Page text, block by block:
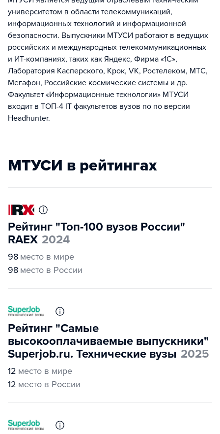
университетом в области телекоммуникаций,
информационных технологий и информационной
безопасности. Выпускники МТУСИ работают в ведущих
российских и международных телекоммуникационных
и ИТ-компаниях, таких как Яндекс, Фирма «1С»,
Лаборатория Касперского, Крок, VK, Ростелеком, МТС,
Мегафон, Российские космические системы и др.
Факультет «Информационные технологии» МТУСИ
входит в ТОП-4 IT факультетов вузов по по версии
Headhunter.
МТУСИ в рейтингах
Рейтинг "Топ-100 вузов России"
RAEX 2024
98 место в мире
98 место в России
Рейтинг "Самые
высокооплачиваемые выпускники"
Superjob.ru. Технические вузы 2025
12 место в мире
12 место в России